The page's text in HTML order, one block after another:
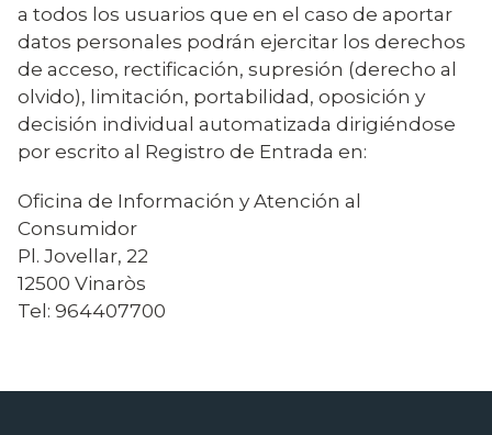
a todos los usuarios que en el caso de aportar
datos personales podrán ejercitar los derechos
de acceso, rectificación, supresión (derecho al
olvido), limitación, portabilidad, oposición y
decisión individual automatizada dirigiéndose
por escrito al Registro de Entrada en:
Oficina de Información y Atención al
Consumidor
Pl. Jovellar, 22
12500 Vinaròs
Tel: 964407700